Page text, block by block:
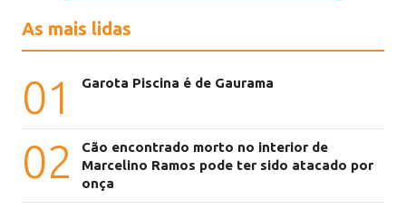
As mais lidas
01 Garota Piscina é de Gaurama
02
Cão encontrado morto no interior de
Marcelino Ramos pode ter sido atacado por
onça